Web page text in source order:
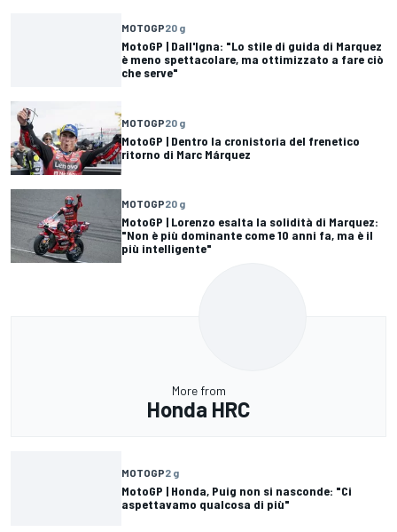
MOTOGP20 g
MotoGP | Dall'Igna: "Lo stile di guida di Marquez
è meno spettacolare, ma ottimizzato a fare ciò
che serve"
MOTOGP20 g
MotoGP | Dentro la cronistoria del frenetico
ritorno di Marc Márquez
MOTOGP20 g
MotoGP | Lorenzo esalta la solidità di Marquez:
"Non è più dominante come 10 anni fa, ma è il
più intelligente"
More from
Honda HRC
MOTOGP2 g
MotoGP | Honda, Puig non si nasconde: "Ci
aspettavamo qualcosa di più"